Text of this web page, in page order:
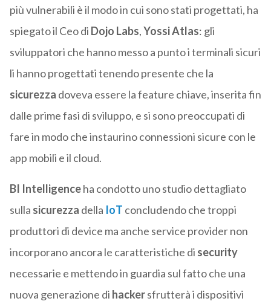
più vulnerabili è il modo in cui sono stati progettati, ha
spiegato il Ceo di Dojo Labs,Yossi Atlas: gli
sviluppatori che hanno messo a punto i terminali sicuri
li hanno progettati tenendo presente che la
sicurezza doveva essere la feature chiave, inserita fin
dalle prime fasi di sviluppo, e si sono preoccupati di
fare in modo che instaurino connessioni sicure con le
app mobili e il cloud.
BI Intelligenceha condotto uno studio dettagliato
sulla sicurezza della IoT concludendo che troppi
produttori di device ma anche service provider non
incorporano ancora le caratteristiche di security
necessarie e mettendo in guardia sul fatto che una
nuova generazione di hackersfrutterà i dispositivi